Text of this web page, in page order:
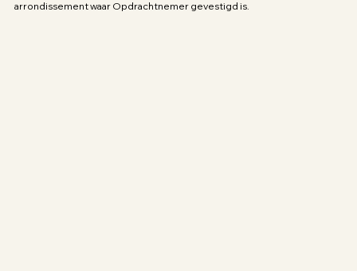
arrondissement waar Opdrachtnemer gevestigd is.